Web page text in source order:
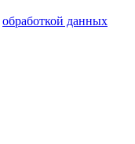
обработкой данных